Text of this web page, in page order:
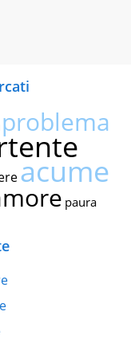
problema
acume
paura